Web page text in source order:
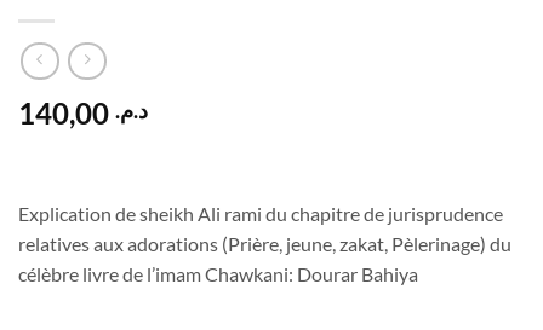
د.م.
Explication de sheikh Ali rami du chapitre de jurisprudence
relatives aux adorations (Prière, jeune, zakat, Pèlerinage) du
célèbre livre de l’imam Chawkani: Dourar Bahiya